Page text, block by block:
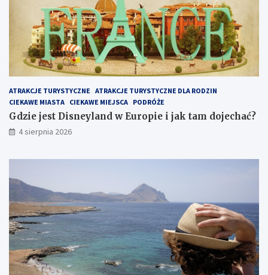
ATRAKCJE TURYSTYCZNE ATRAKCJE TURYSTYCZNE DLA RODZIN
CIEKAWE MIASTA CIEKAWE MIEJSCA PODRÓŻE
Gdzie jest Disneyland w Europie i jak tam dojechać?
4 sierpnia 2026